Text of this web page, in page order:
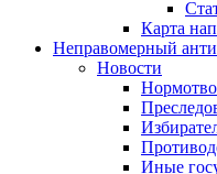
Карта
Неправомерный
Новости
Иные